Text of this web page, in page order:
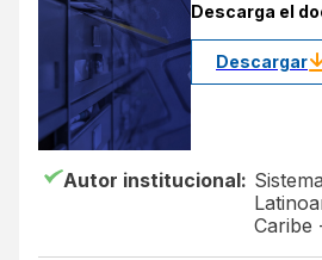
Descarga el
Descargar
Autor institucional:
Caribe